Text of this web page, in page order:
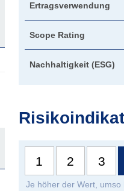
Ertragsverwendung
Scope Rating
Nachhaltigkeit (ESG)
1 2 3
Je höher der Wert,